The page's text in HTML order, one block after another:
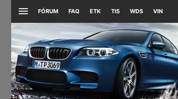
FÓRUM FAQ ETK TIS WDS VIN